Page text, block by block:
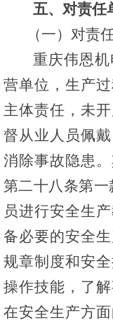
五、对责任
（一）对责任
重庆伟恩
营单位，生产
主体责任，未
督从业人员佩
消除事故隐患
第二十八条第
员进行安全生
备必要的安全
规章制度和安
操作技能，了
在安全生产方